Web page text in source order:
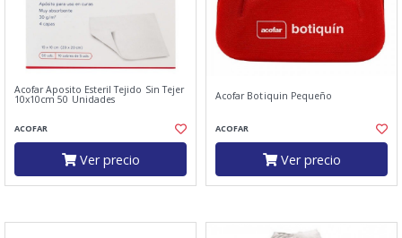
Acofar Aposito Esteril Tejido Sin Tejer
10x10cm 50 Unidades
ACOFAR
Ver precio
Acofar Botiquin Pequeño
ACOFAR
Ver precio